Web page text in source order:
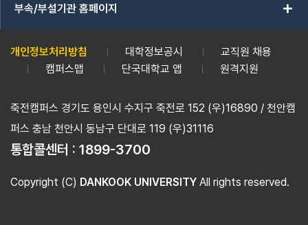
부속/부설기관 홈페이지 add
개인정보처리방침 대학정보공시
교직원 채용
캠퍼스맵
단국대학교 앱 원격지원
죽전캠퍼스 경기도 용인시 수지구 죽전로 152 (우)16890 / 천안캠
퍼스 충남 천안시 동남구 단대로 119 (우)31116
통합콜센터 : 1899-3700
Copyright (C) DANKOOK UNIVERSITY All rights reserved.